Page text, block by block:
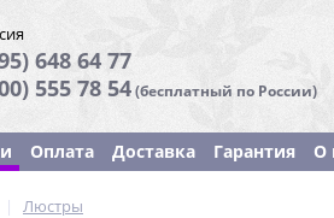
648 64 77
555 78 54(бесплатный по России)
Оплата Доставка Гарантия О
| Люстры